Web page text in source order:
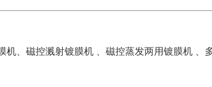
机、磁控溅射镀膜机 、磁控蒸发两用镀膜机